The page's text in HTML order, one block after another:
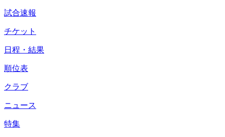
試合速報
チケット
日程・結果
順位表
クラブ
ニュース
特集